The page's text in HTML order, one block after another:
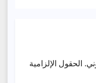
الحقول الإلزامية